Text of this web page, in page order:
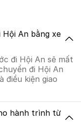
An bằng xe
đi Hội An sẽ mất
đi Hội An
kiện giao
hành trình từ